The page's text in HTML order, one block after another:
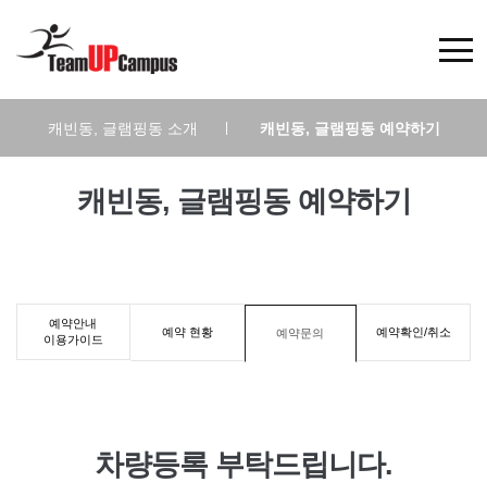
캐빈동, 글램핑동 소개 캐빈동, 글램핑동 예약하기
캐빈동, 글램핑동 예약하기
예약안내
이용가이드
예약 현황 예약문의 예약확인/취소
차량등록 부탁드립니다.